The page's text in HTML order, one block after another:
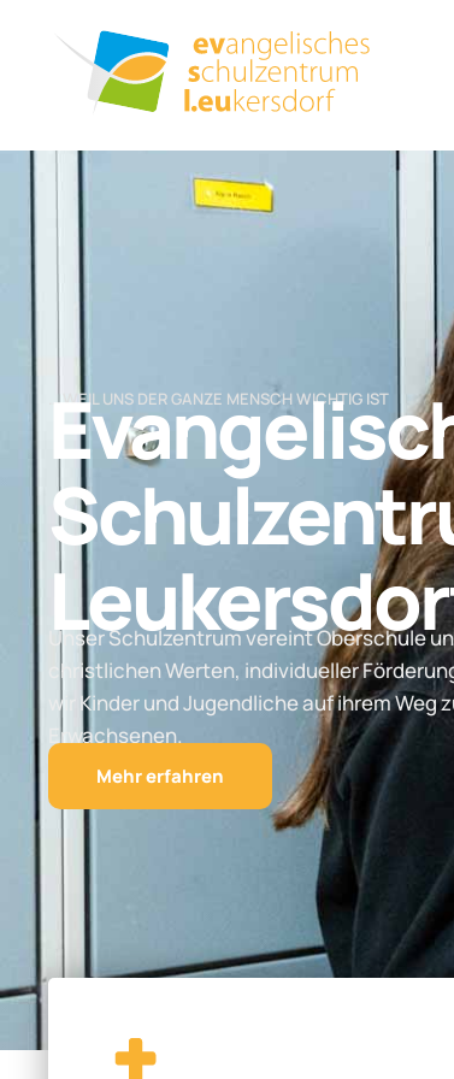
… WEIL UNS DER GANZE MENSCH WICHTIG IST
Unser Schulzentrum vereint Oberschule
christlichen Werten, individueller
wir Kinder und Jugendliche auf ihrem
Erwachsenen.
Mehr erfahren